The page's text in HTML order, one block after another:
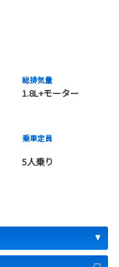
総排気量
1.8L+モーター
乗車定員
5人乗り